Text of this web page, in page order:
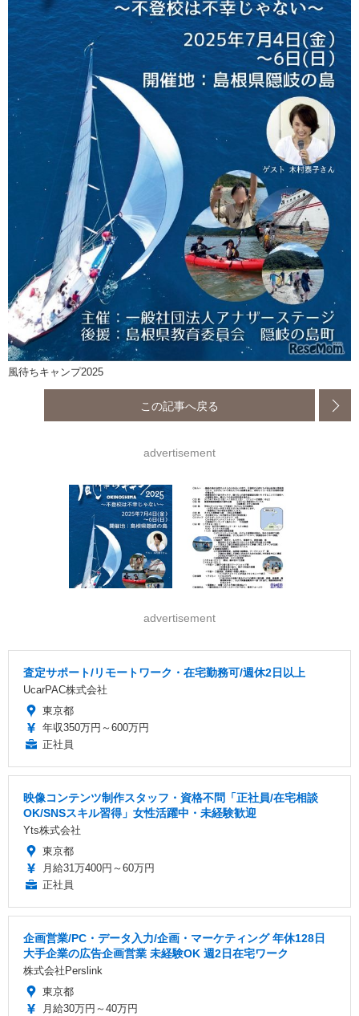
風待ちキャンプ2025
この記事へ戻る
advertisement
advertisement
査定サポート/リモートワーク・在宅勤務可/週休2日以上
UcarPAC株式会社
東京都
年収350万円～600万円
正社員
映像コンテンツ制作スタッフ・資格不問「正社員/在宅相談
OK/SNSスキル習得」女性活躍中・未経験歓迎
Yts株式会社
東京都
月給31万400円～60万円
正社員
企画営業/PC・データ入力/企画・マーケティング 年休128日
大手企業の広告企画営業 未経験OK 週2日在宅ワーク
株式会社Perslink
東京都
月給30万円～40万円